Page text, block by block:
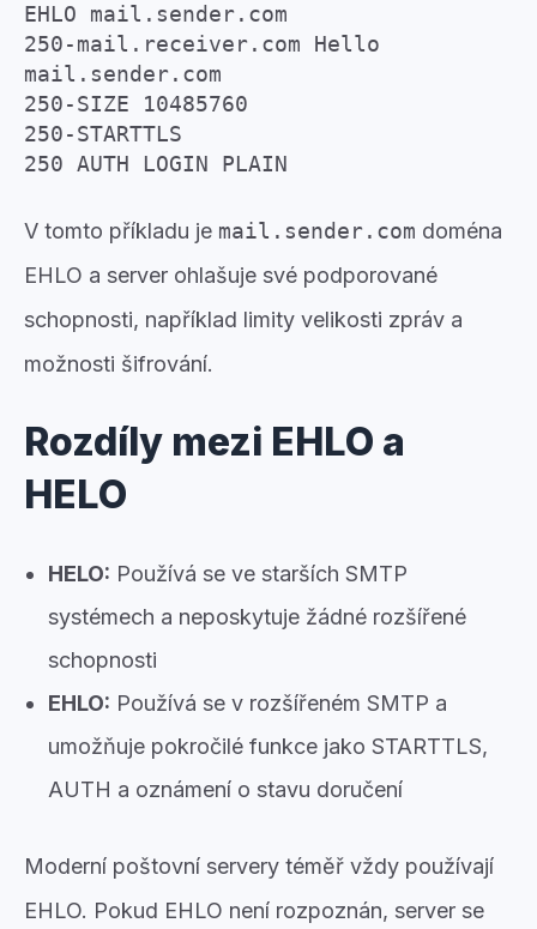
EHLO mail.sender.com
250-mail.receiver.com Hello
mail.sender.com
250-SIZE 10485760
250-STARTTLS
250 AUTH LOGIN PLAIN
V tomto příkladu je mail.sender.com doména
EHLO a server ohlašuje své podporované
schopnosti, například limity velikosti zpráv a
možnosti šifrování.
Rozdíly mezi EHLO a
HELO
HELO: Používá se ve starších SMTP
systémech a neposkytuje žádné rozšířené
schopnosti
EHLO: Používá se v rozšířeném SMTP a
umožňuje pokročilé funkce jako STARTTLS,
AUTH a oznámení o stavu doručení
Moderní poštovní servery téměř vždy používají
EHLO. Pokud EHLO není rozpoznán, server se